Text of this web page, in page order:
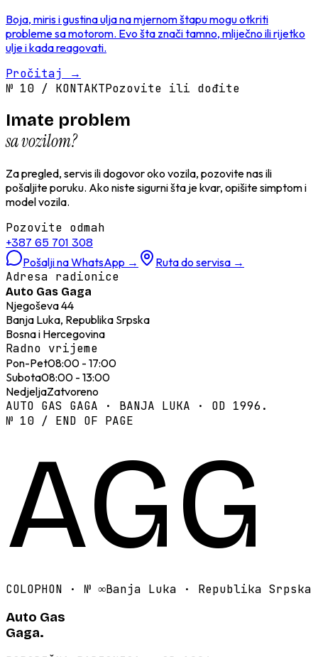
Boja, miris i gustina ulja na mjernom štapu mogu otkriti
probleme sa motorom. Evo šta znači tamno, mliječno ili rijetko
ulje i kada reagovati.
Pročitaj →
№ 10 / KONTAKTPozovite ili dođite
Imate problem
sa vozilom?
Za pregled, servis ili dogovor oko vozila, pozovite nas ili
pošaljite poruku. Ako niste sigurni šta je kvar, opišite simptom i
model vozila.
Pozovite odmah
+387 65 701 308
Pošalji na WhatsApp → Ruta do servisa →
Adresa radionice
Auto Gas Gaga
Njegoševa 44
Banja Luka, Republika Srpska
Bosna i Hercegovina
Radno vrijeme
Pon-Pet08:00 - 17:00
Subota08:00 - 13:00
NedjeljaZatvoreno
AUTO GAS GAGA · BANJA LUKA · OD 1996.
№ 10 / END OF PAGE
AGG
COLOPHON · № ∞Banja Luka · Republika Srpska
Auto Gas
Gaga.